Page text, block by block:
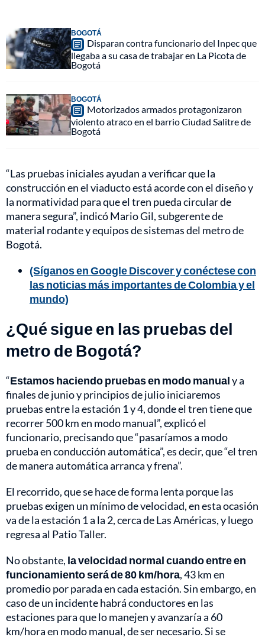
BOGOTÁ
Disparan contra funcionario del Inpec que
llegaba a su casa de trabajar en La Picota de
Bogotá
BOGOTÁ
Motorizados armados protagonizaron
violento atraco en el barrio Ciudad Salitre de
Bogotá
“Las pruebas iniciales ayudan a verificar que la
construcción en el viaducto está acorde con el diseño y
la normatividad para que el tren pueda circular de
manera segura”, indicó Mario Gil, subgerente de
material rodante y equipos de sistemas del metro de
Bogotá.
(Síganos en Google Discover y conéctese con
las noticias más importantes de Colombia y el
mundo)
¿Qué sigue en las pruebas del
metro de Bogotá?
“Estamos haciendo pruebas en modo manualy a
finales de junio y principios de julio iniciaremos
pruebas entre la estación 1 y 4, donde el tren tiene que
recorrer 500 km en modo manual”, explicó el
funcionario, precisando que “pasaríamos a modo
prueba en conducción automática”, es decir, que “el tren
de manera automática arranca y frena”.
El recorrido, que se hace de forma lenta porque las
pruebas exigen un mínimo de velocidad, en esta ocasión
va de la estación 1 a la 2, cerca de Las Américas, y luego
regresa al Patio Taller.
No obstante, la velocidad normal cuando entre en
funcionamiento será de 80 km/hora, 43 km en
promedio por parada en cada estación. Sin embargo, en
caso de un incidente habrá conductores en las
estaciones para que lo manejen y avanzaría a 60
km/hora en modo manual, de ser necesario. Si se